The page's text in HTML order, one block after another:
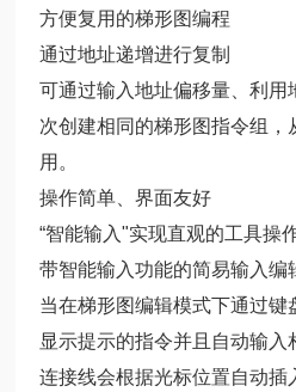
方便复用的梯形图编程
通过地址递增进行复制
可通过输入地址偏移量、利用
次创建相同的梯形图指令组，
用。
操作简单、界面友好
“智能输入"实现直观的工具操作
带智能输入功能的简易输入编
当在梯形图编辑模式下通过键
显示提示的指令并且自动输入
连接线会根据光标位置自动插